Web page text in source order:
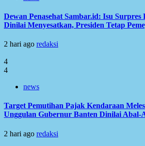
Dewan Penasehat Sambar.id: Isu
Dinilai Menyesatkan, Presiden Tetap
2 hari ago redaksi
4
4
news
Target Pemutihan Pajak Kendaraan
Unggulan Gubernur Banten Dinilai Abal-
2 hari ago redaksi